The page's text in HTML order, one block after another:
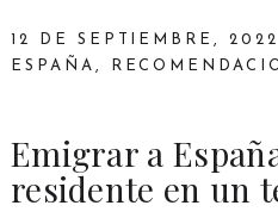
12 DE SEPTIEMBRE, 2022
ESPAÑA ,
Emigrar a
residente en un